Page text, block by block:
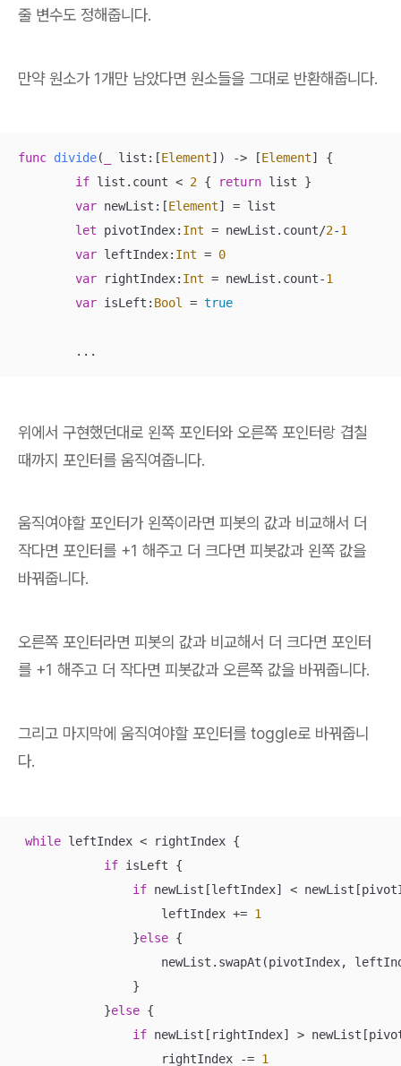
줄 변수도 정해줍니다.
만약 원소가 1개만 남았다면 원소들을 그대로 반환해줍니다.
func divide( list :[Element]) -> [Element] {
if list.count < 2 { return list }
var newList:[Element] = list
let pivotIndex: Int = newList.count/2-1
var leftIndex: Int = 0
var rightIndex: Int = newList.count-1
var isLeft: Bool = true
...
위에서 구현했던대로 왼쪽 포인터와 오른쪽 포인터랑 겹칠
때까지 포인터를 움직여줍니다.
움직여야할 포인터가 왼쪽이라면 피봇의 값과 비교해서 더
작다면 포인터를 +1 해주고 더 크다면 피봇값과 왼쪽 값을
바꿔줍니다.
오른쪽 포인터라면 피봇의 값과 비교해서 더 크다면 포인터
를 +1 해주고 더 작다면 피봇값과 오른쪽 값을 바꿔줍니다.
그리고 마지막에 움직여야할 포인터를 toggle로 바꿔줍니
다.
while leftIndex < rightIndex {
if isLeft {
if newList[leftIndex] <
                    leftIndex
+= 1
                }
else {
newList.swapAt(pivotIndex,
                }
            }
else {
if newList[rightIndex] >
                    rightIndex
-= 1